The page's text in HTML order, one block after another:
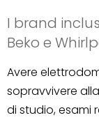
I brand
Beko e
Avere
sopravvivere
di studio, esami